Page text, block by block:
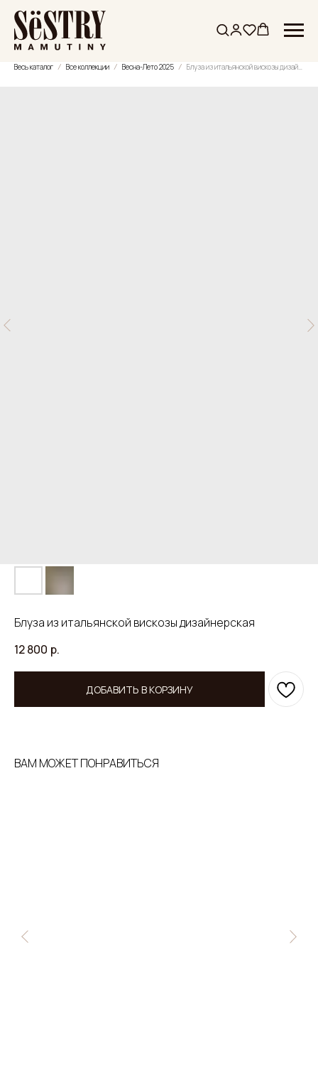
Весь каталог Все коллекции Весна-Лето 2025
Блуза из итальянской вискозы дизайнерская
12 800 р.
ДОБАВИТЬ В КОРЗИНУ
ВАМ МОЖЕТ ПОНРАВИТЬСЯ